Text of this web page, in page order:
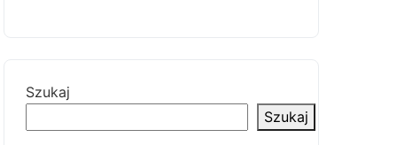
Szukaj
Szukaj